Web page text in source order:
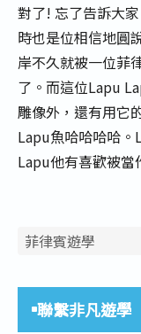
對了! 忘了告訴大
時也是位相信地圓
岸不久就被一位菲
了。而這位Lapu
雕像外，還有用它
Lapu魚哈哈哈哈
Lapu他有喜歡被當
菲律賓遊學
聯繫非凡遊學